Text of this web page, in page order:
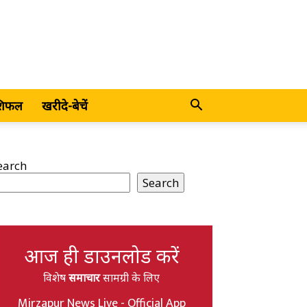
खरीदे-बेचें
Search
आज ही डाउनलोड करें
विशेषसमाचारसामग्री के लिए